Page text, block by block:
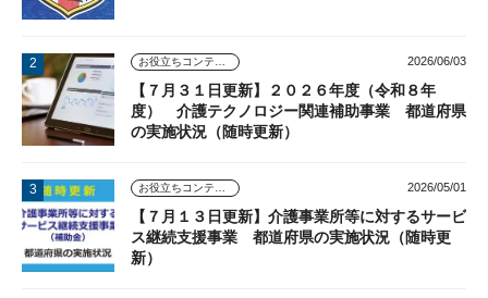
2026/06/03
【７月３１日更新】２０２６年度（令和８年
度） 介護テクノロジー関連補助事業 都道府県
の実施状況（随時更新）
2026/05/01
【７月１３日更新】介護事業所等に対するサービ
ス継続支援事業 都道府県の実施状況（随時更
新）